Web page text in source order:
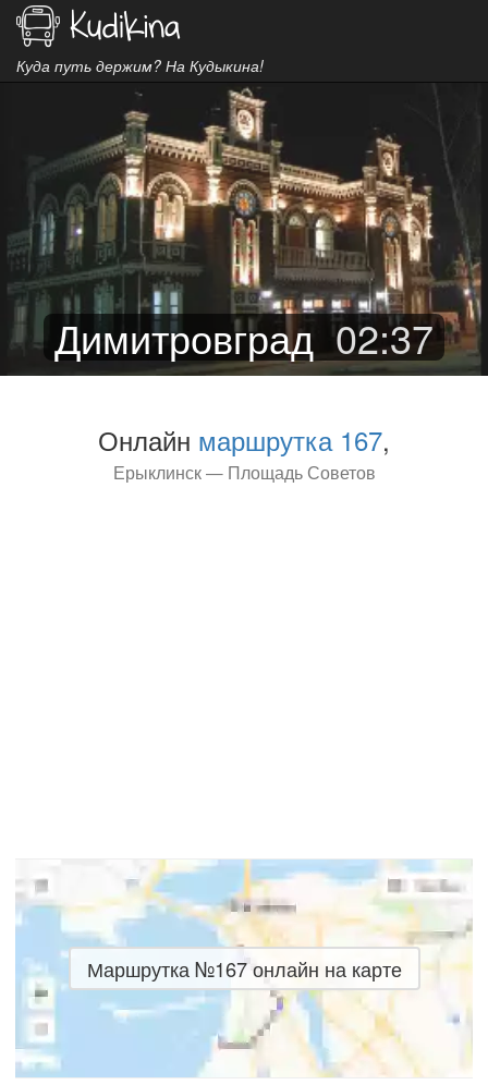
Куда путь держим? На Кудыкина!
Димитровград 02:37
Онлайн маршрутка 167,
Ерыклинск — Площадь Советов
Маршрутка №167 онлайн на карте